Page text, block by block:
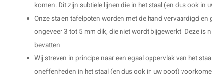
komen. Dit zijn subtiele lijnen die in het staal (en dus ook in
Onze stalen tafelpoten worden met de hand vervaardigd en
ongeveer 3 tot 5 mm dik, die niet wordt bijgewerkt. Deze is
bevatten.
Wij streven in principe naar een egaal oppervlak van het
oneffenheden in het staal (en dus ook in uw poot)